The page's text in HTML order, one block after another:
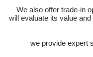
We also offer trade-in
will evaluate its value
– we provide expert